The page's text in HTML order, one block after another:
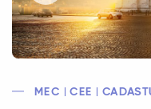
MEC | CEE | CFT